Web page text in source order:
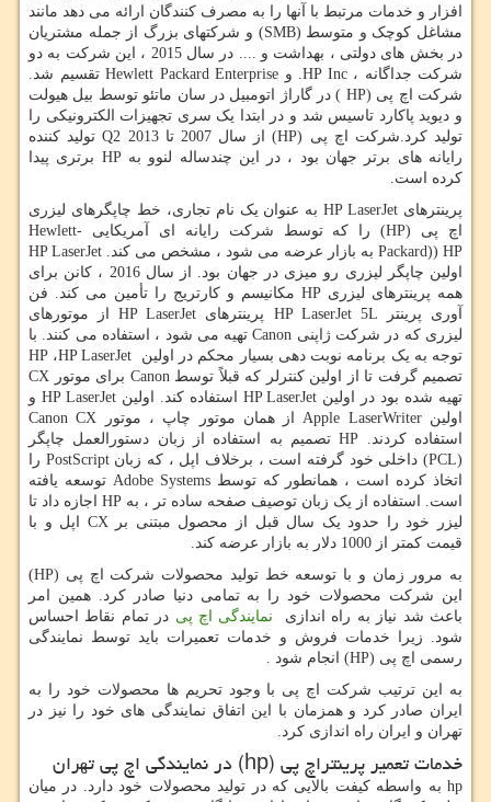
افزار و خدمات مرتبط با آنها را به مصرف کنندگان ارائه می دهد مانند
مشاغل کوچک و متوسط (SMB) و شرکتهای بزرگ از جمله مشتریان
در بخش های دولتی ، بهداشت و .... در سال 2015 ، این شرکت به دو
شرکت جداگانه ،HP Inc. و Hewlett Packard Enterprise تقسیم شد.
شرکت اچ پی (HP ) در گاراژ اتومبیل در سان ماتئو توسط بیل هیولت
و دیوید پاکارد تاسیس شد و در ابتدا یک سری تجهیزات الکترونیکی را
تولید کرد.شرکت اچ پی (HP)از سال 2007 تا Q2 2013تولید کننده
رایانه های برتر جهان بود ، در این چندساله لنوو بهHP برتری پیدا
کرده است.
پرینترهای HP LaserJetبه عنوان یک نام تجاری، خط چاپگرهای لیزری
اچ پی HP)) را که توسط شرکت رایانه ای آمریکایی Hewlett-
Packard)) HP به بازار عرضه می شود ، مشخص می کند. HP LaserJet
اولین چاپگر لیزری رو میزی در جهان بود. از سال 2016 ، کانن برای
همه پرینترهای لیزری HP مکانیسم و کارتریج را تأمین می کند. فن
آوری پرینتر HP LaserJet 5L پرینترهای HP LaserJetاز موتورهای
لیزری که در شرکت ژاپنی Canonتهیه می شود ، استفاده می کنند. با
توجه به یک برنامه نوبت دهی بسیار محکم در اولین
HP LaserJet، HP
تصمیم گرفت تا از اولین کنترلر که قبلاً توسطCanon برای موتور CX
تهیه شده بود در اولین HP LaserJet استفاده کند. اولینHP LaserJet و
اولینApple LaserWriterاز همان موتور چاپ ، موتور Canon CX
استفاده کردند. HPتصمیم به استفاده از زبان دستورالعمل چاپگر
(
PCL) داخلی خود گرفته است ، برخلاف اپل ، که زبانPostScript را
اتخاذ کرده است ، همانطور که توسطAdobe Systems توسعه یافته
است. استفاده از یک زبان توصیف صفحه ساده تر ، به HP اجازه داد تا
لیزر خود را حدود یک سال قبل از محصول مبتنی برCX اپل و با
قیمت کمتر از 1000 دلار به بازار عرضه کند.
به مرور زمان و با توسعه خط تولید محصولات شرکت اچ پی (HP
)
این شرکت محصولات خود را به تمامی دنیا صادر کرد. همین امر
باعث شد نیاز به راه اندازی نمایندگی اچ پی در تمام نقاط احساس
شود. زیرا خدمات فروش و خدمات تعمیرات باید توسط نمایندگی
رسمی اچ پی (HP) انجام شود .
به این ترتیب شرکت اچ پی با وجود تحریم ها محصولات خود را به
ایران صادر کرد و همزمان با این اتفاق نمایندگی های خود را نیز در
تهران و ایران راه اندازی کرد.
خدمات تعمیر پرینتراچ پیhp)) در نمایندگی اچ پی تهران
hp به واسطه کیفت بالایی که در تولید محصولات خود دارد. در میان